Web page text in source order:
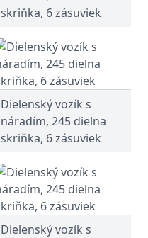
skriňka, 6 zásuviek
Dielenský vozík s
náradím, 245 dielna
skriňka, 6 zásuviek
Dielenský vozík s